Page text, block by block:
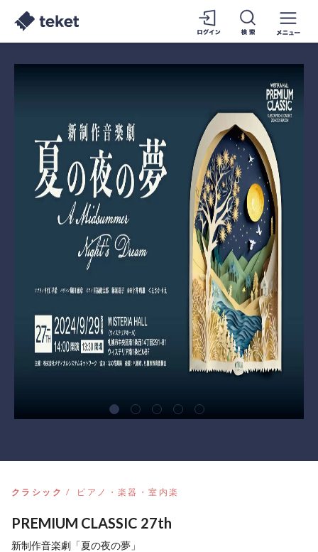
クラシック ピアノ・楽器・室内楽
PREMIUM CLASSIC 27th
新制作音楽劇「夏の夜の夢」